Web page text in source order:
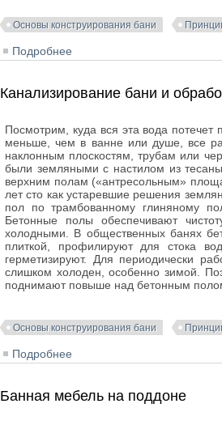
Основы конструирования бани
Подробнее
Канализирование бани и
Посмотрим, куда вся эта вода
меньше, чем в ванне или душе, все
наклонным плоскостям, трубам или
были земляными с настилом из
верхним полам («антресольным»
лет сто как устаревшие решения
пол по трамбованному глиняному
Бетонные полы обеспечивают
холодными. В общественных банях
плиткой, профилируют для стока
герметизируют. Для периодически
слишком холоден, особенно зимой.
поднимают повыше над бетонным
Основы конструирования бани
Подробнее
Банная мебель на поддоне